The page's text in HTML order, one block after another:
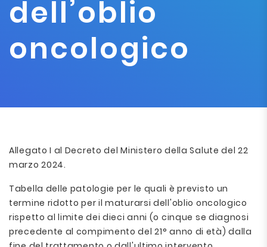
dell’oblio
oncologico
Allegato I al Decreto del Ministero della Salute del 22
marzo 2024.
Tabella delle patologie per le quali è previsto un
termine ridotto per il maturarsi dell'oblio oncologico
rispetto al limite dei dieci anni (o cinque se diagnosi
precedente al compimento del 21° anno di età) dalla